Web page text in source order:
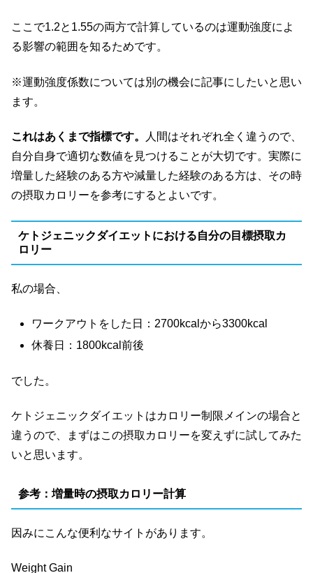
ここで1.2と1.55の両方で計算しているのは運動強度によ
る影響の範囲を知るためです。
※運動強度係数については別の機会に記事にしたいと思い
ます。
これはあくまで指標です。
人間はそれぞれ全く違うので、
自分自身で適切な数値を見つけることが大切です。実際に
増量した経験のある方や減量した経験のある方は、その時
の摂取カロリーを参考にするとよいです。
ケトジェニックダイエットにおける自分の目標摂取カ
ロリー
私の場合、
ワークアウトをした日：2700kcalから3300kcal
休養日：1800kcal前後
でした。
ケトジェニックダイエットはカロリー制限メインの場合と
違うので、まずはこの摂取カロリーを変えずに試してみた
いと思います。
参考：増量時の摂取カロリー計算
因みにこんな便利なサイトがあります。
Weight Gain